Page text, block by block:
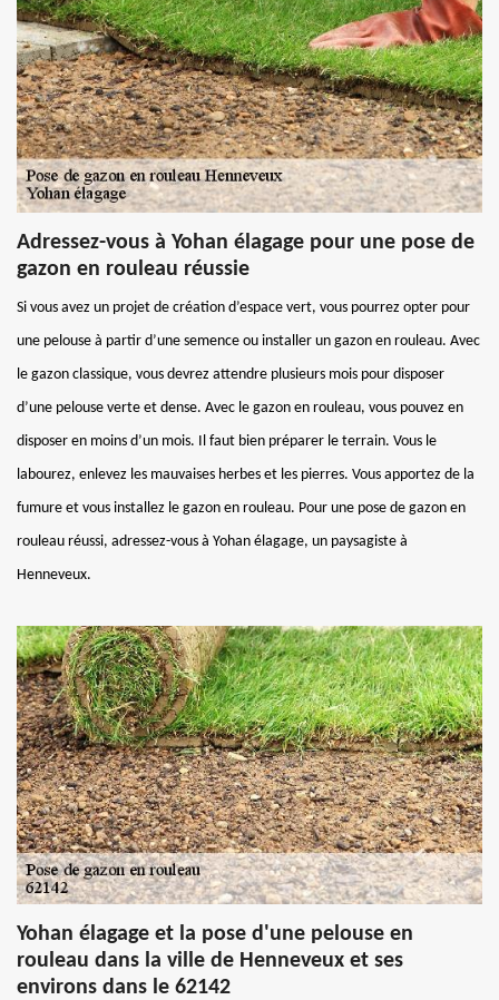
Adressez-vous à Yohan élagage pour une pose de
gazon en rouleau réussie
Si vous avez un projet de création d’espace vert, vous pourrez opter pour
une pelouse à partir d’une semence ou installer un gazon en rouleau. Avec
le gazon classique, vous devrez attendre plusieurs mois pour disposer
d’une pelouse verte et dense. Avec le gazon en rouleau, vous pouvez en
disposer en moins d’un mois. Il faut bien préparer le terrain. Vous le
labourez, enlevez les mauvaises herbes et les pierres. Vous apportez de la
fumure et vous installez le gazon en rouleau. Pour une pose de gazon en
rouleau réussi, adressez-vous à Yohan élagage, un paysagiste à
Henneveux.
Yohan élagage et la pose d'une pelouse en
rouleau dans la ville de Henneveux et ses
environs dans le 62142